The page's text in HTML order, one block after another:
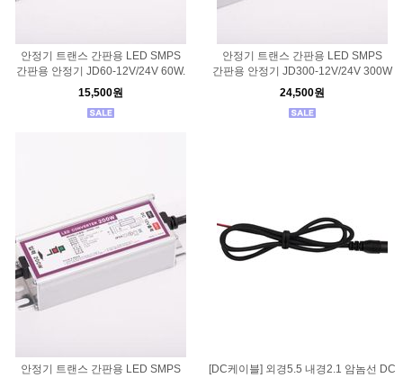
안정기 트랜스 간판용 LED SMPS
간판용 안정기 JD60-12V/24V 60W.
15,500원
안정기 트랜스 간판용 LED SMPS
간판용 안정기 JD300-12V/24V 300W
24,500원
안정기 트랜스 간판용 LED SMPS
[DC케이블] 외경5.5 내경2.1 암놈선 DC